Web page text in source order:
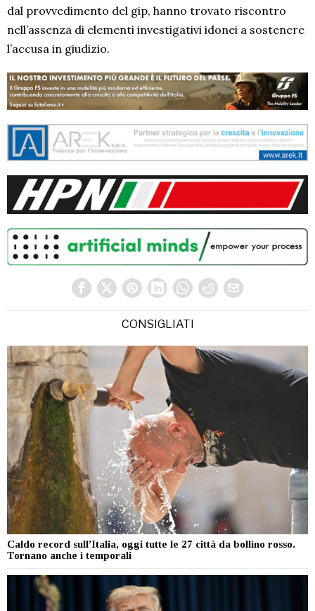
dal provvedimento del gip, hanno trovato riscontro
nell’assenza di elementi investigativi idonei a sostenere
l’accusa in giudizio.
CONSIGLIATI
Caldo record sull’Italia, oggi tutte le 27 città da bollino rosso.
Tornano anche i temporali